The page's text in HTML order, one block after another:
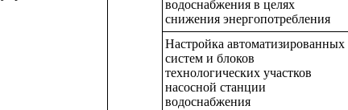
водоснабжения в целях
снижения энергопотребления
Настройка автоматизированных
систем и блоков
технологических участков
насосной станции
водоснабжения